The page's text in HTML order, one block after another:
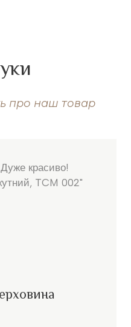
про наш товар
красиво!
TCM 002"